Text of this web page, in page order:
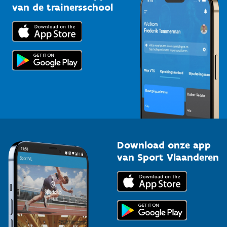
Bedrijven
Trainers en begeleiders
Topsporters
Downloads
Voor de pers
van de trainersschool
Download onze app
van Sport Vlaanderen